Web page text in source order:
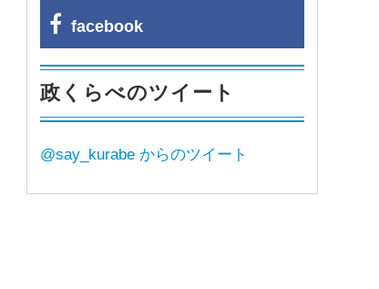
facebook
政くらべのツイート
@say_kurabe からのツイート